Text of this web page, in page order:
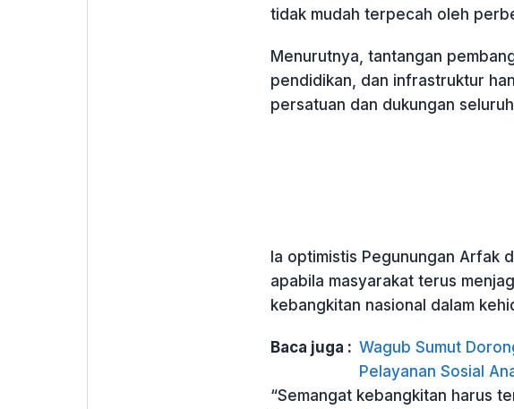
tidak mudah terpecah oleh
Menurutnya, tantangan
pendidikan, dan infrastruktur
persatuan dan dukungan
Ia optimistis Pegunungan Arfak
apabila masyarakat terus
kebangkitan nasional dalam
Baca juga : Wagub Sumut
Pelayanan Sosial
“Semangat kebangkitan harus